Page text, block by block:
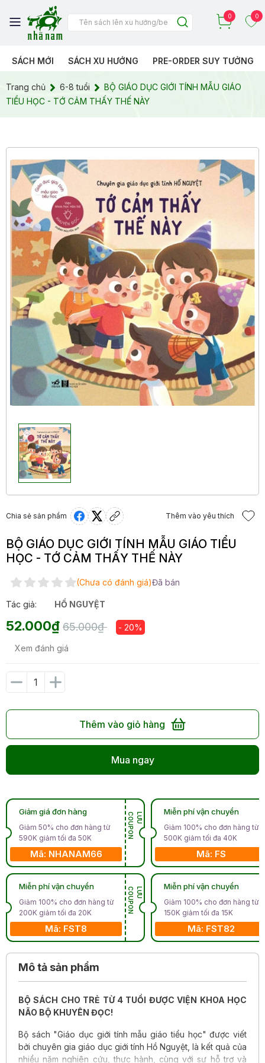
0 0
SÁCH MỚI SÁCH XU HƯỚNG PRE-ORDER SUY TƯỞNG
Trang chủ 6-8 tuổi
BỘ GIÁO DỤC GIỚI TÍNH MẪU GIÁO
TIỂU HỌC - TỚ CẢM THẤY THẾ NÀY
Chia sẻ sản phẩm Thêm vào yêu thích
BỘ GIÁO DỤC GIỚI TÍNH MẪU GIÁO TIỂU
HỌC - TỚ CẢM THẤY THẾ NÀY
(Chưa có đánh giá)Đã bán
Tác giả: HỒ NGUYỆT
52.000₫ 65.000₫ - 20%
Xem đánh giá
Thêm vào giỏ hàng
Mua ngay
Giảm giá đơn hàng
Giảm 50% cho đơn hàng từ
590K giảm tối đa 50K
Mã: NHANAM66
L
Ư
U
C
O
U
P
O
N
Miễn phí vận chuyển
Giảm 100% cho đơn hàng từ
200K giảm tối đa 20K
Mã: FST8
L
Ư
U
C
O
U
P
O
N
Miễn phí vận chuyển
Giảm 100% cho đơn hàng từ
500K giảm tối đa 40K
Mã: FS
Miễn phí vận chuyển
Giảm 100% cho đơn hàng từ
150K giảm tối đa 15K
Mã: FST82
Mô tả sản phẩm
BỘ SÁCH CHO TRẺ TỪ 4 TUỔI ĐƯỢC VIỆN KHOA HỌC
NÃO BỘ KHUYÊN ĐỌC!
Bộ sách "Giáo dục giới tính mẫu giáo tiểu học" được viết
bởi chuyên gia giáo dục giới tính Hồ Nguyệt, là kết quả của
nhiều năm nghiên cứu, thực hành, cùng với sự hỗ trợ và